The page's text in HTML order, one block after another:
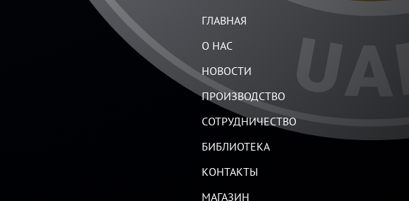
ГЛАВНАЯ
О НАС
НОВОСТИ
ПРОИЗВОДСТВО
СОТРУДНИЧЕСТВО
БИБЛИОТЕКА
КОНТАКТЫ
МАГАЗИН